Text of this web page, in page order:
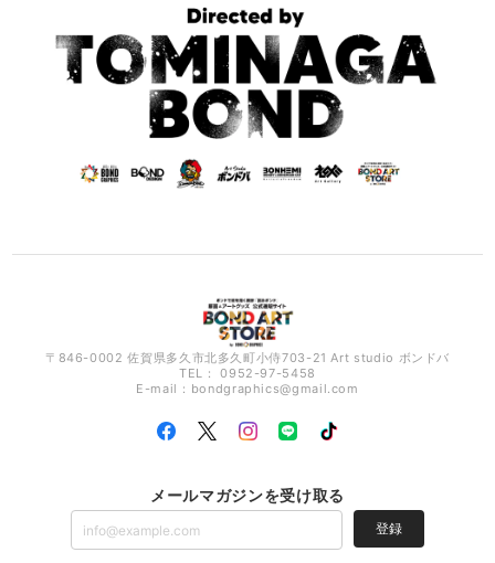
〒846-0002 佐賀県多久市北多久町小侍703-21 Art studio ボンドバ
TEL： 0952-97-5458
E-mail： bondgraphics@gmail.com
メールマガジンを受け取る
登録